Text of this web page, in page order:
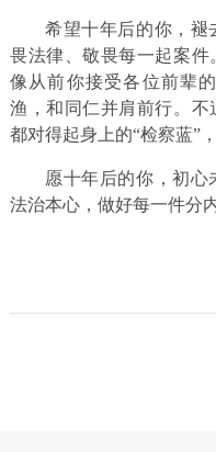
希望十年后的你，褪
畏法律、敬畏每一起案件
像从前你接受各位前辈
渔，和同仁并肩前行。不
都对得起身上的“检察蓝”
愿十年后的你，初心
法治本心，做好每一件分内